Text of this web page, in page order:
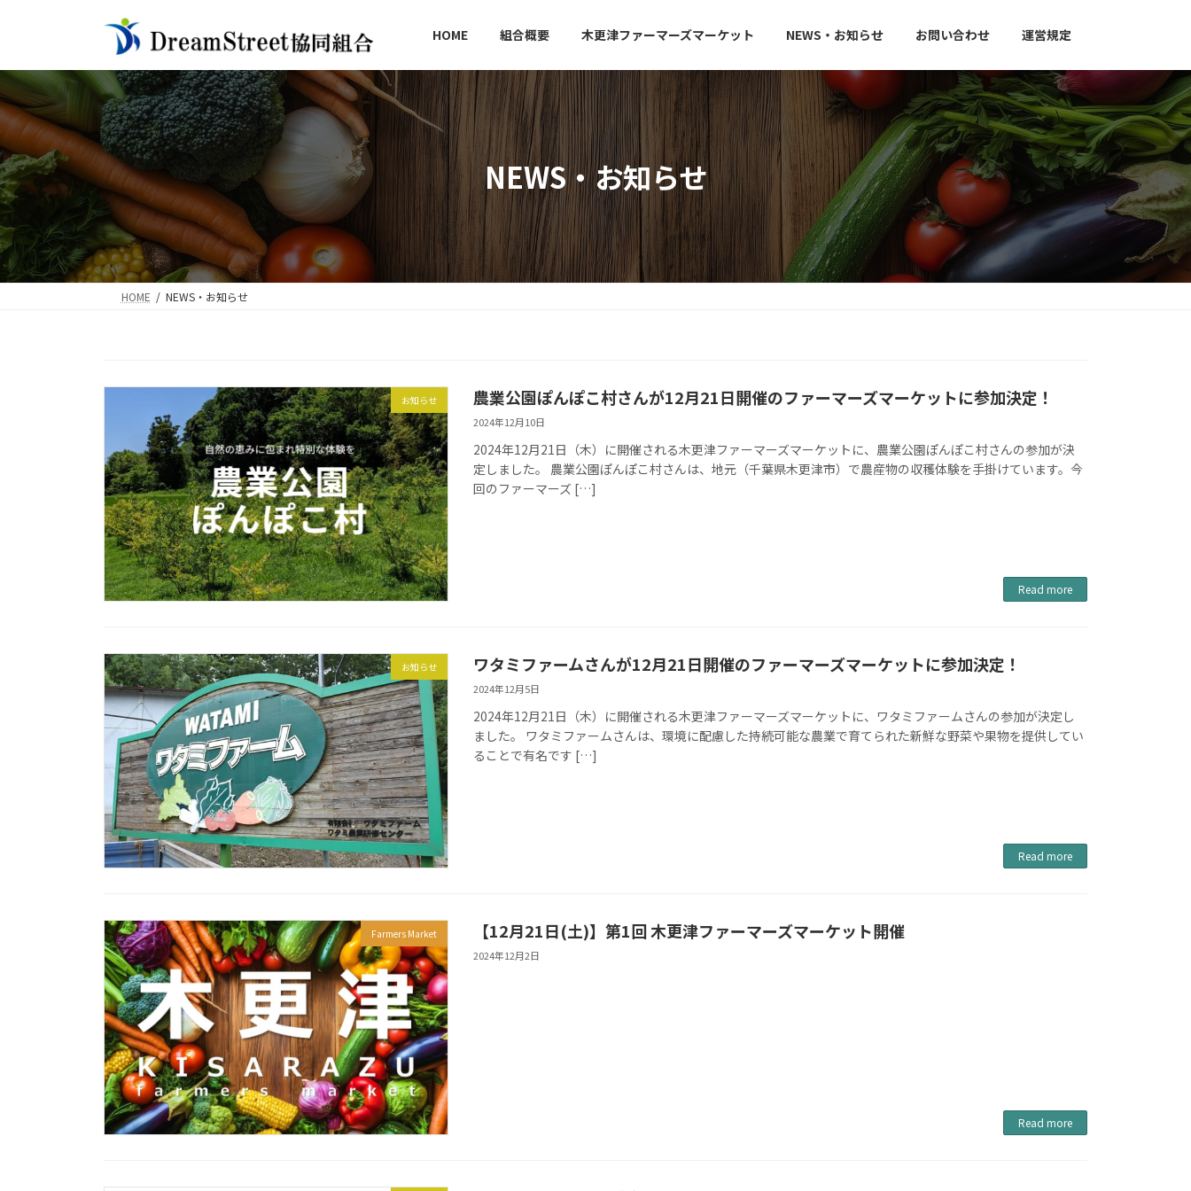
content
Navigation
HOME 組合概要 木更津ファーマーズマーケット NEWS・お知らせ お問い合わせ 運営規定
NEWS・お知らせ
HOME NEWS・お知らせ
お知らせ 農業公園ぽんぽこ村さんが12月21日開催のファーマーズマーケットに参加決定！
2024年12月10日
2024年12月21日（木）に開催される木更津ファーマーズマーケットに、農業公園ぽんぽこ村さんの参加が決
定しました。 農業公園ぽんぽこ村さんは、地元（千葉県木更津市）で農産物の収穫体験を手掛けています。今
回のファーマーズ […]
Read more
お知らせ ワタミファームさんが12月21日開催のファーマーズマーケットに参加決定！
2024年12月5日
2024年12月21日（木）に開催される木更津ファーマーズマーケットに、ワタミファームさんの参加が決定し
ました。 ワタミファームさんは、環境に配慮した持続可能な農業で育てられた新鮮な野菜や果物を提供してい
ることで有名です […]
Read more
Farmers Market 【12月21日(土)】第1回 木更津ファーマーズマーケット開催
2024年12月2日
Read more